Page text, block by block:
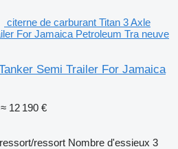
citerne de carburant Titan 3 Axle
For Jamaica Petroleum Tra neuve
Semi Trailer For Jamaica
≈ 12 190 €
ressort/ressort Nombre d'essieux 3